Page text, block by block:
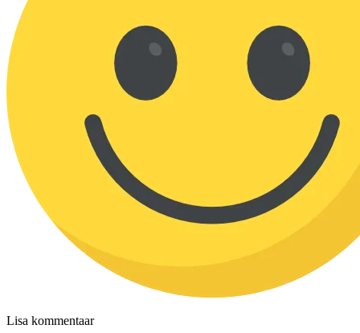
Lisa kommentaar